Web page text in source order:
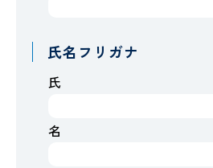
氏名フリガナ
氏
名